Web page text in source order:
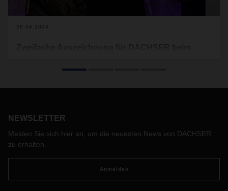
26.04.2024
Logistik „Verkehrsrundschau“ die Preisträger des
sich Johannes Walz, ehemaliger Auszubildender zum
April 2024 die Auszeichnung als erfolgreichster
NEWSLETTER
Melden Sie sich hier an, um die neuesten News von DACHSER
zu erhalten.
Anmelden